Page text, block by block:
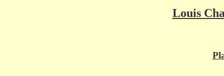
Louis